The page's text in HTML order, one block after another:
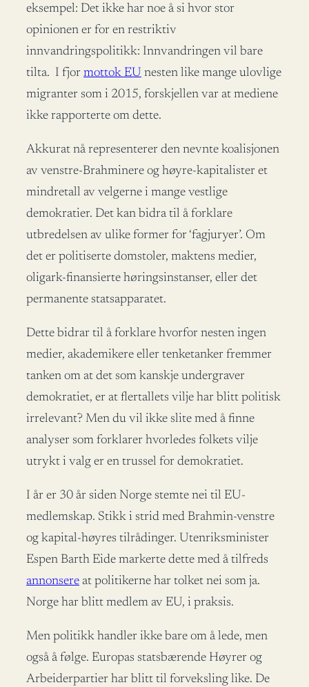
eksempel: Det ikke har noe å si hvor stor
opinionen er for en restriktiv
innvandringspolitikk: Innvandringen vil bare
tilta. I fjor mottok EU nesten like mange ulovlige
migranter som i 2015, forskjellen var at mediene
ikke rapporterte om dette.
Akkurat nå representerer den nevnte koalisjonen
av venstre-Brahminere og høyre-kapitalister et
mindretall av velgerne i mange vestlige
demokratier. Det kan bidra til å forklare
utbredelsen av ulike former for ‘fagjuryer’. Om
det er politiserte domstoler, maktens medier,
oligark-finansierte høringsinstanser, eller det
permanente statsapparatet.
Dette bidrar til å forklare hvorfor nesten ingen
medier, akademikere eller tenketanker fremmer
tanken om at det som kanskje undergraver
demokratiet, er at flertallets vilje har blitt politisk
irrelevant? Men du vil ikke slite med å finne
analyser som forklarer hvorledes folkets vilje
utrykt i valg er en trussel for demokratiet.
I år er 30 år siden Norge stemte nei til EU-
medlemskap. Stikk i strid med Brahmin-venstre
og kapital-høyres tilrådinger. Utenriksminister
Espen Barth Eide markerte dette med å tilfreds
annonsere at politikerne har tolket nei som ja.
Norge har blitt medlem av EU, i praksis.
Men politikk handler ikke bare om å lede, men
også å følge. Europas statsbærende Høyrer og
Arbeiderpartier har blitt til forveksling like. De